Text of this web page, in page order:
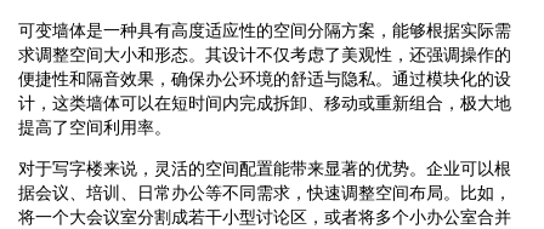
可变墙体是一种具有高度适应性的空间分隔方案，能够根据实际需
求调整空间大小和形态。其设计不仅考虑了美观性，还强调操作的
便捷性和隔音效果，确保办公环境的舒适与隐私。通过模块化的设
计，这类墙体可以在短时间内完成拆卸、移动或重新组合，极大地
提高了空间利用率。
对于写字楼来说，灵活的空间配置能带来显著的优势。企业可以根
据会议、培训、日常办公等不同需求，快速调整空间布局。比如，
将一个大会议室分割成若干小型讨论区，或者将多个小办公室合并